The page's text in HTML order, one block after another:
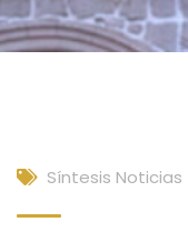
Síntesis Noticias